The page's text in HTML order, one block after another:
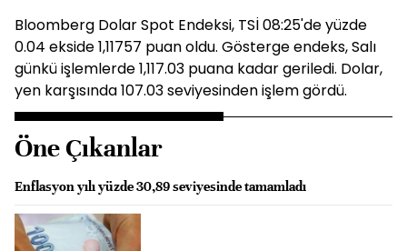
Bloomberg Dolar Spot Endeksi, TSİ 08:25'de yüzde
0.04 ekside 1,11757 puan oldu. Gösterge endeks, Salı
günkü işlemlerde 1,117.03 puana kadar geriledi. Dolar,
yen karşısında 107.03 seviyesinden işlem gördü.
Öne Çıkanlar
Enflasyon yılı yüzde 30,89 seviyesinde tamamladı